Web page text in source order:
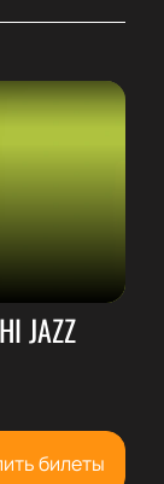
JAZZ
билеты